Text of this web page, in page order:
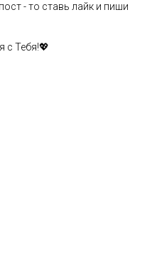
- то ставь лайк и пиши
с Тебя!💖